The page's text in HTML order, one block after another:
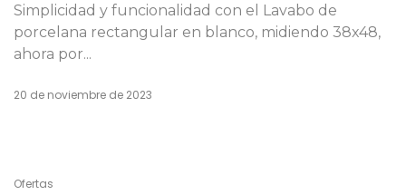
Simplicidad y funcionalidad con el Lavabo de
porcelana rectangular en blanco, midiendo 38x48,
ahora por...
20 de noviembre de 2023
Ofertas